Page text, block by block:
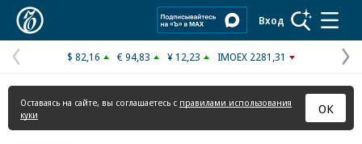
Вход
Предыдущая
страница
$ 82,16 € 94,83 ¥ 12,23 IMOEX 2281,31
Оставаясь на сайте, вы соглашаетесь с правилами использования
куки
ОК